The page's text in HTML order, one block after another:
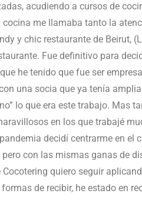
acudiendo a cursos de
me llamaba tanto la
y chic restaurante de Beirut,
Fue definitivo para
he tenido que fue ser
una socia que ya tenía
lo que era este trabajo. Mas
en los que trabajé
decidí centrarme en el
con las mismas ganas de
quiero seguir
de recibir, he estado en